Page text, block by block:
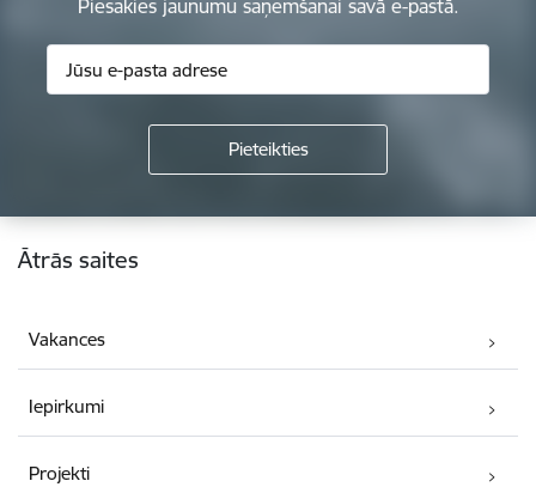
Piesakies jaunumu saņemšanai savā e-pastā.
Kājene
Ātrās saites
Vakances
Iepirkumi
Projekti